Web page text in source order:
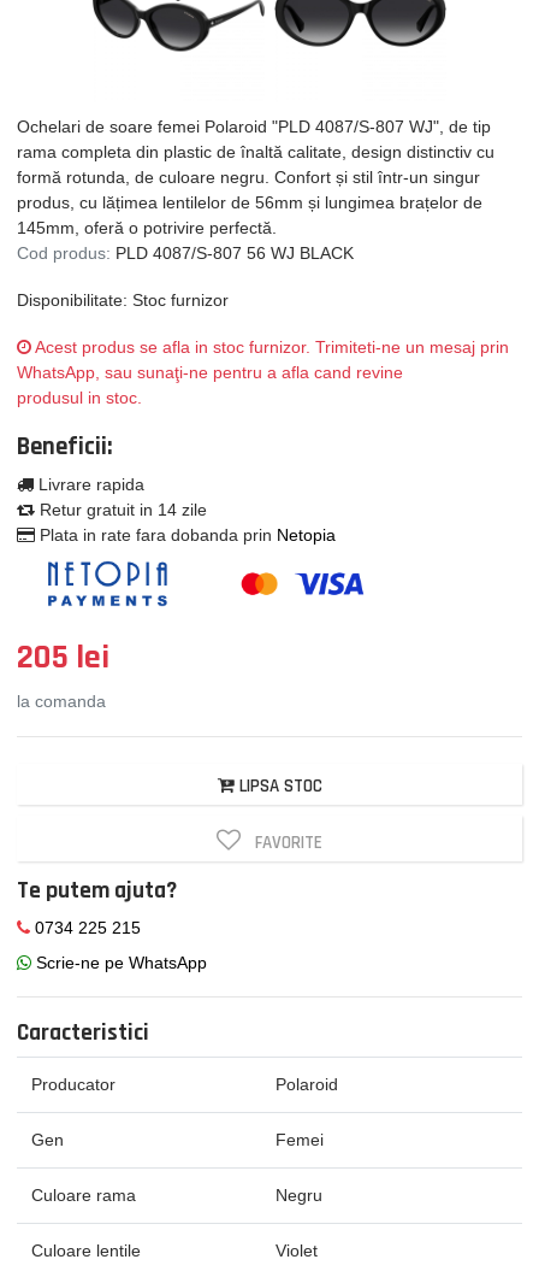
Ochelari de soare femei Polaroid "PLD 4087/S-807 WJ", de tip
rama completa din plastic de înaltă calitate, design distinctiv cu
formă rotunda, de culoare negru. Confort și stil într-un singur
produs, cu lățimea lentilelor de 56mm și lungimea brațelor de
145mm, oferă o potrivire perfectă.
Cod produs: PLD 4087/S-807 56 WJ BLACK
Disponibilitate: Stoc furnizor
Acest produs se afla in stoc furnizor. Trimiteti-ne un mesaj prin
WhatsApp, sau sunaţi-ne pentru a afla cand revine
produsul in stoc.
Beneficii:
Livrare rapida
Retur gratuit in 14 zile
Plata in rate fara dobanda prin Netopia
205 lei
la comanda
LIPSA STOC
FAVORITE
Te putem ajuta?
0734 225 215
Scrie-ne pe WhatsApp
Caracteristici
Producator Polaroid
Gen Femei
Culoare rama Negru
Culoare lentile Violet